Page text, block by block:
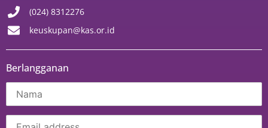
(024) 8312276
keuskupan@kas.or.id
Berlangganan